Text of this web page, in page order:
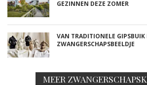
GEZINNEN DEZE ZOMER
VAN TRADITIONELE GIPSBUIK
ZWANGERSCHAPSBEELDJE
MEER